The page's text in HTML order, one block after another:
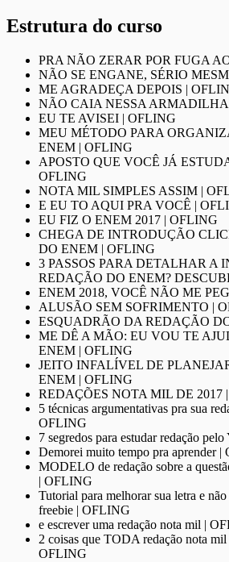
Estrutura do curso
PRA NÃO ZERAR POR FUGA
NÃO SE ENGANE, SÉRIO
ME AGRADEÇA DEPOIS |
NÃO CAIA NESSA
EU TE AVISEI | OFLING
MEU MÉTODO PARA
ENEM | OFLING
APOSTO QUE VOCÊ JÁ
OFLING
NOTA MIL SIMPLES ASSIM |
E EU TO AQUI PRA VOCÊ |
EU FIZ O ENEM 2017 | OFLING
CHEGA DE INTRODUÇÃO
DO ENEM | OFLING
3 PASSOS PARA DETALHAR A
REDAÇÃO DO ENEM?
ENEM 2018, VOCÊ NÃO ME
ALUSÃO SEM SOFRIMENTO |
ESQUADRÃO DA REDAÇÃO
ME DÊ A MÃO: EU VOU TE
ENEM | OFLING
JEITO INFALÍVEL DE
ENEM | OFLING
REDAÇÕES NOTA MIL DE 2017
5 técnicas argumentativas pra sua
OFLING
7 segredos para estudar redação
Demorei muito tempo pra aprender |
MODELO de redação sobre a
| OFLING
Tutorial para melhorar sua letra e
freebie | OFLING
e escrever uma redação nota mil |
2 coisas que TODA redação nota
OFLING